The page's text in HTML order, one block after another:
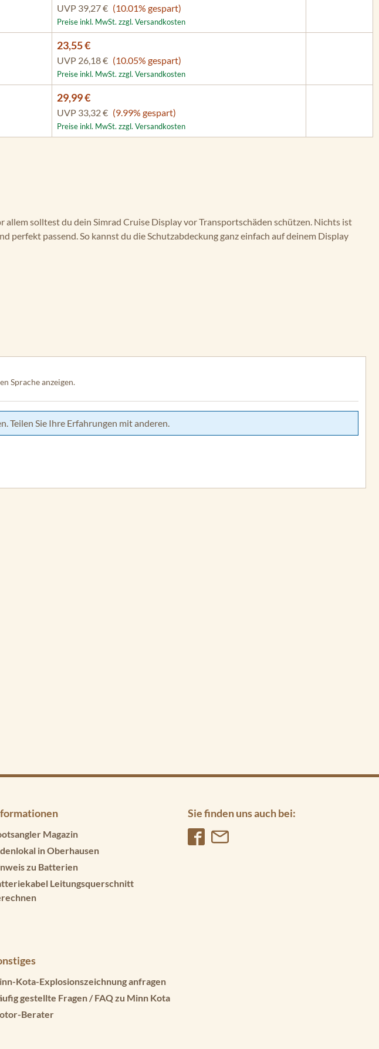
UVP 39,27 € (10.01% gespart)
Preise inkl. MwSt. zzgl. Versandkosten
23,55 €
UVP 26,18 € (10.05% gespart)
Preise inkl. MwSt. zzgl. Versandkosten
29,99 €
UVP 33,32 € (9.99% gespart)
Preise inkl. MwSt. zzgl. Versandkosten
solltest du dein Simrad Cruise Display vor Transportschäden schützen. Nichts ist
passend. So kannst du die Schutzabdeckung ganz einfach auf deinem Display
Sprache anzeigen.
Teilen Sie Ihre Erfahrungen mit anderen.
Magazin
in Oberhausen
zu Batterien
Leitungsquerschnitt
Sie finden uns auch bei:
Kota-Explosionszeichnung anfragen
gestellte Fragen / FAQ zu Minn Kota
Berater